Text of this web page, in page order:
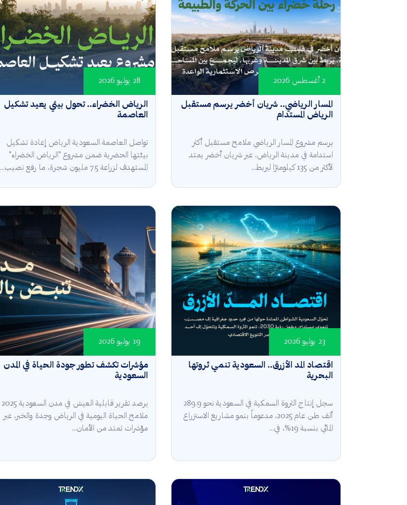
المسار الرياضي.. شريان أخضر يرسم مستقبل
الرياض المستدام
2 أغسطس 2026
يرسم مشروع المسار الرياضي ملامح مستقبل أكثر
استدامة في مدينة الرياض، عبر شريان أخضر يمتد
لأكثر من 135 كيلومترًا ليربط...
الرياض الخضراء.. تحول بيئي يعيد تشكيل
العاصمة
28 يوليو 2026
تواصل العاصمة السعودية الرياض إعادة تشكيل
بيئتها الحضرية ضمن مشروع "الرياض الخضراء"
المستهدف لزراعة 7.5 مليون شجرة، ما رفع نصيب...
اقتصاد المد الأزرق.. السعودية تنمي ثروتها
البحرية
23 يوليو 2026
سجل إنتاج الثروة السمكية في السعودية نحو 289.9
ألف طن عام 2025، مدعوماً بنمو مشاريع الاستزراع
المائي بنسبة 19%، في...
مؤشرات تكشف تطور جودة الحياة في المدن
السعودية
19 يوليو 2026
يرصد تقرير قابلية العيش في مدن السعودية 2025
ملامح الحياة اليومية في الرياض وجدة والخبر، عبر
مؤشرات تمتد من الأمان...